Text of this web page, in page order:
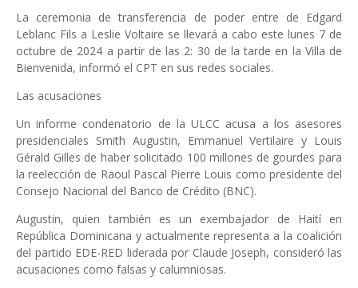
La ceremonia de transferencia de poder entre de Edgard
Leblanc Fils a Leslie Voltaire se llevará a cabo este lunes 7 de
octubre de 2024 a partir de las 2: 30 de la tarde en la Villa de
Bienvenida, informó el CPT en sus redes sociales.
Las acusaciones
Un informe condenatorio de la ULCC acusa a los asesores
presidenciales Smith Augustin, Emmanuel Vertilaire y Louis
Gérald Gilles de haber solicitado 100 millones de gourdes para
la reelección de Raoul Pascal Pierre Louis como presidente del
Consejo Nacional del Banco de Crédito (BNC).
Augustin, quien también es un exembajador de Haití en
República Dominicana y actualmente representa a la coalición
del partido EDE-RED liderada por Claude Joseph, consideró las
acusaciones como falsas y calumniosas.